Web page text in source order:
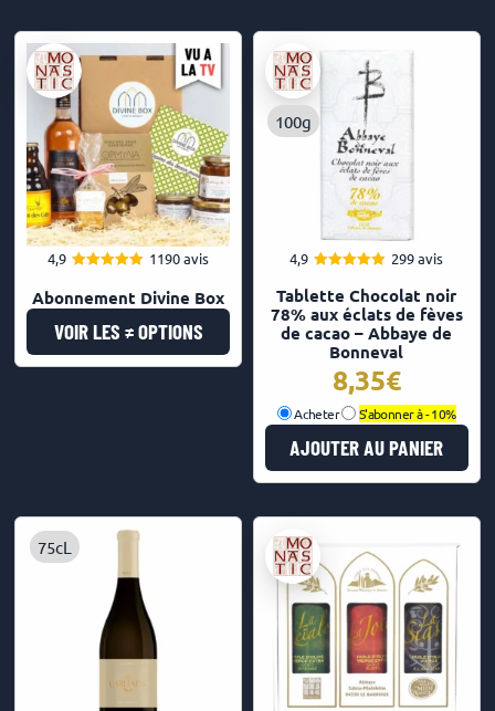
4,9
sur 5
1190 avis
Abonnement Divine Box
VOIR LES ≠ OPTIONS
100g
4,9
sur 5
299 avis
Tablette Chocolat noir
78% aux éclats de fèves
de cacao – Abbaye de
Bonneval
8,35€
Acheter S'abonner à -10%
AJOUTER AU PANIER
75cL